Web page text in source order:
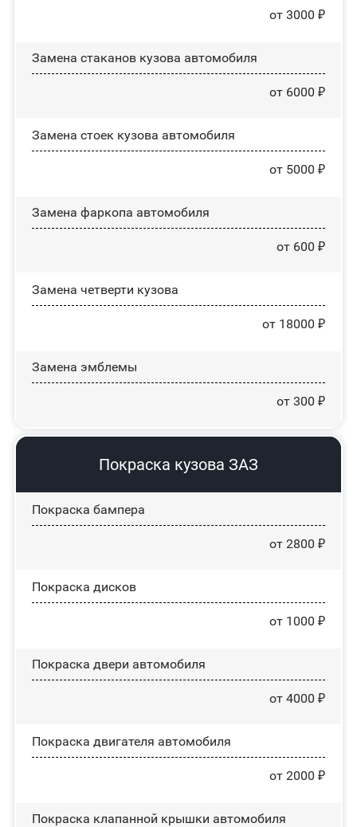
от 3000 ₽
Замена стаканов кузова автомобиля
от 6000 ₽
Замена стоек кузова автомобиля
от 5000 ₽
Замена фаркопа автомобиля
от 600 ₽
Замена четверти кузова
от 18000 ₽
Замена эмблемы
от 300 ₽
Покраска кузова ЗАЗ
Покраска бампера
от 2800 ₽
Покраска дисков
от 1000 ₽
Покраска двери автомобиля
от 4000 ₽
Покраска двигателя автомобиля
от 2000 ₽
Покраска клапанной крышки автомобиля